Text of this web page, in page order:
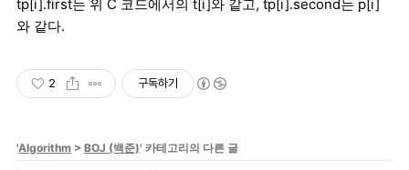
tp[i].first는 위 C 코드에서의 t[i]와 같고, tp[i].second는 p[i]
와 같다.
2 구독하기
'Algorithm > BOJ (백준)' 카테고리의 다른 글